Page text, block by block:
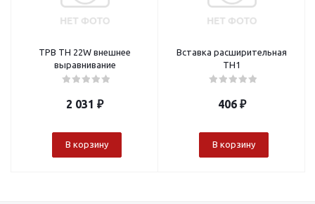
ТРВ TH 22W внешнее
выравнивание
2 031 ₽
В корзину
Вставка расширительная
TH1
406₽
В корзину